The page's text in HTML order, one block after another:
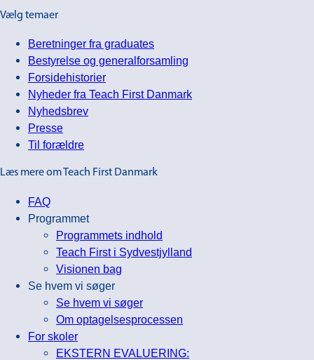
Vælg temaer
Beretninger fra graduates
Bestyrelse og generalforsamling
Forsidehistorier
Nyheder fra Teach First Danmark
Nyhedsbrev
Presse
Til forældre
Læs mere om Teach First Danmark
FAQ
Programmet
Programmets indhold
Teach First i Sydvestjylland
Visionen bag
Se hvem vi søger
Se hvem vi søger
Om optagelsesprocessen
For skoler
EKSTERN EVALUERING: